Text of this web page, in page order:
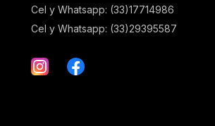
Cel y Whatsapp: (33)17714986
Cel y Whatsapp: (33)29395587